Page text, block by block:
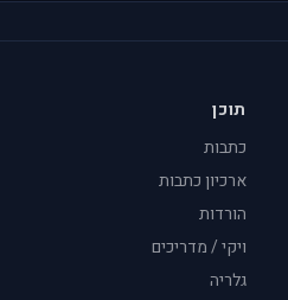
תוכן
כתבות
ארכיון כתבות
הורדות
ויקי / מדריכים
גלריה